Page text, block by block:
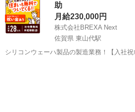
助
月給230,000円
株式会社BREXA Next
佐賀県 東山代駅
シリコンウェーハ製品の製造業務！【入社祝